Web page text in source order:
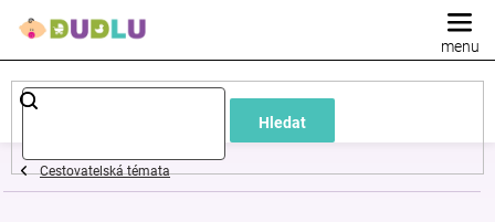
Hledat
Dětské
a
Cestovatelská témata